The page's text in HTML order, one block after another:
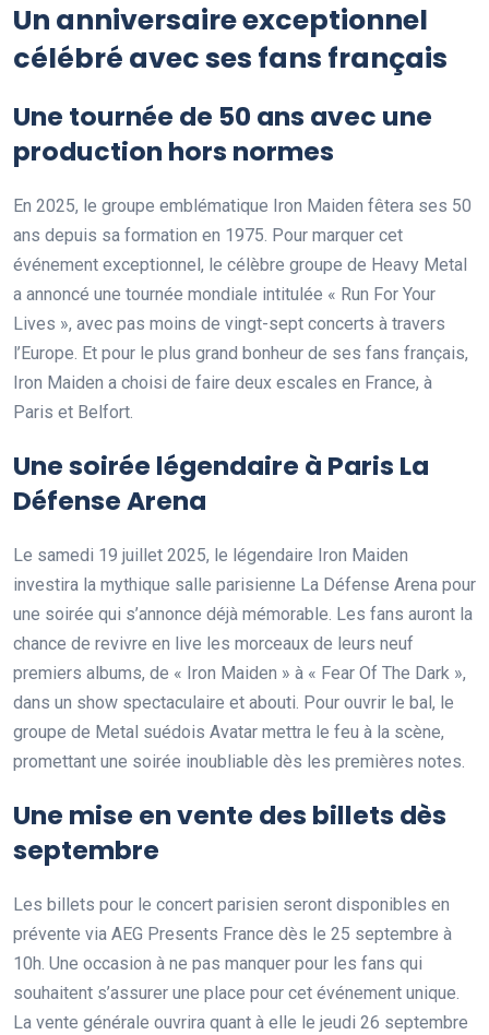
Un anniversaire exceptionnel
célébré avec ses fans français
Une tournée de 50 ans avec une
production hors normes
En 2025, le groupe emblématique Iron Maiden fêtera ses 50
ans depuis sa formation en 1975. Pour marquer cet
événement exceptionnel, le célèbre groupe de Heavy Metal
a annoncé une tournée mondiale intitulée « Run For Your
Lives », avec pas moins de vingt-sept concerts à travers
l’Europe. Et pour le plus grand bonheur de ses fans français,
Iron Maiden a choisi de faire deux escales en France, à
Paris et Belfort.
Une soirée légendaire à Paris La
Défense Arena
Le samedi 19 juillet 2025, le légendaire Iron Maiden
investira la mythique salle parisienne La Défense Arena pour
une soirée qui s’annonce déjà mémorable. Les fans auront la
chance de revivre en live les morceaux de leurs neuf
premiers albums, de « Iron Maiden » à « Fear Of The Dark »,
dans un show spectaculaire et abouti. Pour ouvrir le bal, le
groupe de Metal suédois Avatar mettra le feu à la scène,
promettant une soirée inoubliable dès les premières notes.
Une mise en vente des billets dès
septembre
Les billets pour le concert parisien seront disponibles en
prévente via AEG Presents France dès le 25 septembre à
10h. Une occasion à ne pas manquer pour les fans qui
souhaitent s’assurer une place pour cet événement unique.
La vente générale ouvrira quant à elle le jeudi 26 septembre